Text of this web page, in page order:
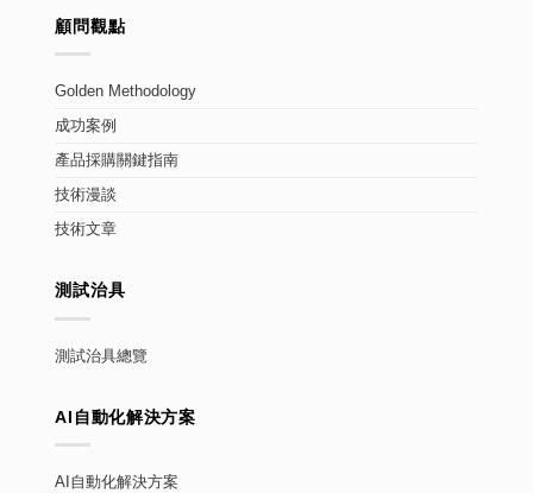
顧問觀點
Golden Methodology
成功案例
產品採購關鍵指南
技術漫談
技術文章
測試治具
測試治具總覽
AI自動化解決方案
AI自動化解決方案